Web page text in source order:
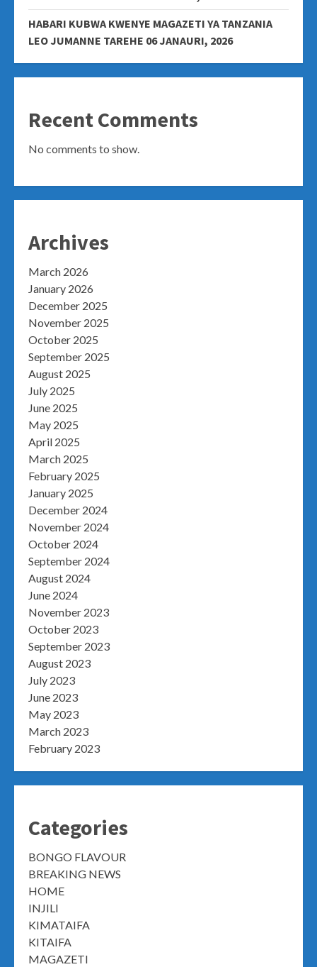
HABARI KUBWA KWENYE MAGAZETI YA TANZANIA
LEO JUMANNE TAREHE 06 JANAURI, 2026
Recent Comments
No comments to show.
Archives
March 2026
January 2026
December 2025
November 2025
October 2025
September 2025
August 2025
July 2025
June 2025
May 2025
April 2025
March 2025
February 2025
January 2025
December 2024
November 2024
October 2024
September 2024
August 2024
June 2024
November 2023
October 2023
September 2023
August 2023
July 2023
June 2023
May 2023
March 2023
February 2023
Categories
BONGO FLAVOUR
BREAKING NEWS
HOME
INJILI
KIMATAIFA
KITAIFA
MAGAZETI